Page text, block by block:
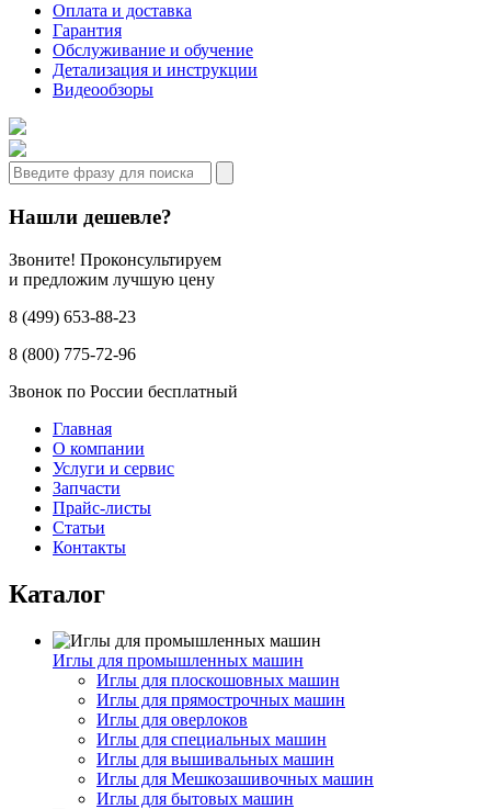
Оплата и доставка
Гарантия
Обслуживание и обучение
Детализация и инструкции
Видеообзоры
Нашли дешевле?
Звоните! Проконсультируем
и предложим лучшую цену
8 (499) 653-88-23
8 (800) 775-72-96
Звонок по России бесплатный
Главная
О компании
Услуги и сервис
Запчасти
Прайс-листы
Статьи
Контакты
Каталог
Иглы для промышленных машин
Иглы для плоскошовных машин
Иглы для прямострочных машин
Иглы для оверлоков
Иглы для специальных машин
Иглы для вышивальных машин
Иглы для Мешкозашивочных машин
Иглы для бытовых машин